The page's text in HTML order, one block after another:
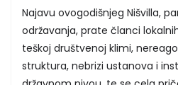
Najavu ovogodišnjeg Nišvilla,
održavanja, prate članci
teškoj društvenoj klimi,
struktura, nebrizi ustanova i